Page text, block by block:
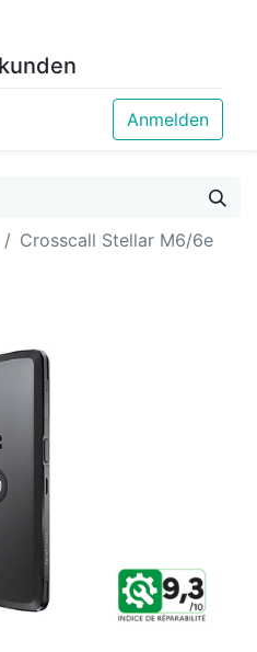
Anmelden
Crosscall Stellar M6/6e